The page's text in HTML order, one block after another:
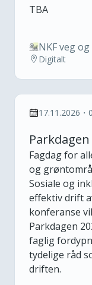
TBA
NKF veg
Digitalt
17.11.2026・
Parkdagen
Fagdag for
og
Sosiale og
effektiv drift
konferanse
Parkdagen
faglig
tydelige råd
driften.